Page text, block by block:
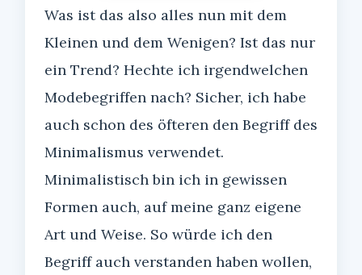
Was ist das also alles nun mit dem
Kleinen und dem Wenigen? Ist das nur
ein Trend? Hechte ich irgendwelchen
Modebegriffen nach? Sicher, ich habe
auch schon des öfteren den Begriff des
Minimalismus verwendet.
Minimalistisch bin ich in gewissen
Formen auch, auf meine ganz eigene
Art und Weise. So würde ich den
Begriff auch verstanden haben wollen,